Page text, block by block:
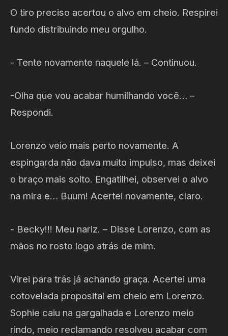
O tiro preciso acertou o alvo em cheio. Respirei
fundo distribuindo meu orgulho.
- Tente novamente naquele lá. – Continuou.
-Olha que vou acabar humilhando você… –
Respondi.
Lorenzo veio mais perto novamente. A
espingarda não dava muito impulso, mas deixei
o braço mais solto. Engatilhei, observei o alvo
na mira e… Buum! Acertei novamente, claro.
- Becky!!! Meu nariz. – Disse Lorenzo, com as
mãos no rosto logo atrás de mim.
Virei para trás já achando graça. Acertei uma
cotovelada proposital em cheio em Lorenzo.
Sophie caiu na gargalhada e Lorenzo meio
rindo, meio reclamando resolveu acabar com